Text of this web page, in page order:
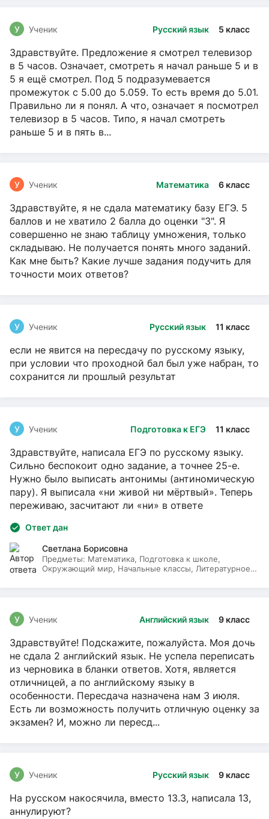
Русский язык 5 класс
У Ученик
Здравствуйте. Предложение я смотрел телевизор
в 5 часов. Означает, смотреть я начал раньше 5 и в
5 я ещё смотрел. Под 5 подразумевается
промежуток с 5.00 до 5.059. То есть время до 5.01.
Правильно ли я понял. А что, означает я посмотрел
телевизор в 5 часов. Типо, я начал смотреть
раньше 5 и в пять в...
Математика 6 класс
У Ученик
Здравствуйте, я не сдала математику базу ЕГЭ. 5
баллов и не хватило 2 балла до оценки "3". Я
совершенно не знаю таблицу умножения, только
складываю. Не получается понять много заданий.
Как мне быть? Какие лучше задания подучить для
точности моих ответов?
Русский язык 11 класс
У Ученик
если не явится на пересдачу по русскому языку,
при условии что проходной бал был уже набран, то
сохранится ли прошлый результат
Подготовка к ЕГЭ 11 класс
У Ученик
Здравствуйте, написала ЕГЭ по русскому языку.
Сильно беспокоит одно задание, а точнее 25-е.
Нужно было выписать антонимы (антиномическую
пару). Я выписала «ни живой ни мёртвый». Теперь
переживаю, засчитают ли «ни» в ответе
Ответ дан
Светлана Борисовна
Предметы: Математика, Подготовка к школе,
Окружающий мир, Начальные классы, Литературное
Английский язык 9 класс
У Ученик
Здравствуйте! Подскажите, пожалуйста. Моя дочь
не сдала 2 английский язык. Не успела переписать
из черновика в бланки ответов. Хотя, является
отличницей, а по английскому языку в
особенности. Пересдача назначена нам 3 июля.
Есть ли возможность получить отличную оценку за
экзамен? И, можно ли пересд...
Русский язык 9 класс
У Ученик
На русском накосячила, вместо 13.3, написала 13,
аннулируют?